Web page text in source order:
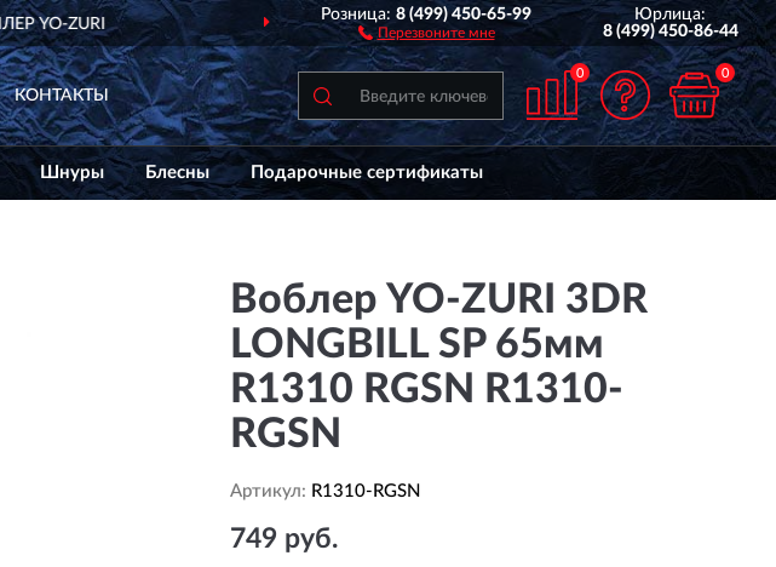
ДОСТАВИМПО ВСЕЙ РОССИИ ДО 2 ЛЕТ
Розница:8 (499) 450-65-99
Перезвоните мне
Юрлица:
8 (499) 450-86-44
КОНТАКТЫ
0 0
Шнуры Блесны Подарочные сертификаты
Воблер YO-ZURI 3DR
LONGBILL SP 65мм
R1310 RGSN R1310-
RGSN
Артикул: R1310-RGSN
749 руб.